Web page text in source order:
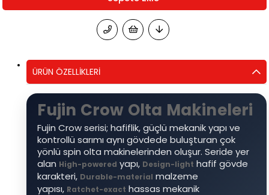
ÜRÜN ÖZELLIKLERI
Fujin Crow Olta Makineleri
Fujin Crow serisi; hafiflik, güçlü mekanik yapı ve
kontrollü sarımı aynı gövdede buluşturan çok
yönlü spin olta makinelerinden oluşur. Seride yer
alan High-powered yapı, Design-light hafif gövde
karakteri, Durable-material malzeme
yapısı, Ratchet-exact hassas mekanik